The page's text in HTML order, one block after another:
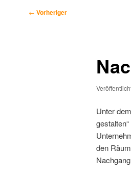
Beitragsnavigation
← Vorheriger
Unter
den